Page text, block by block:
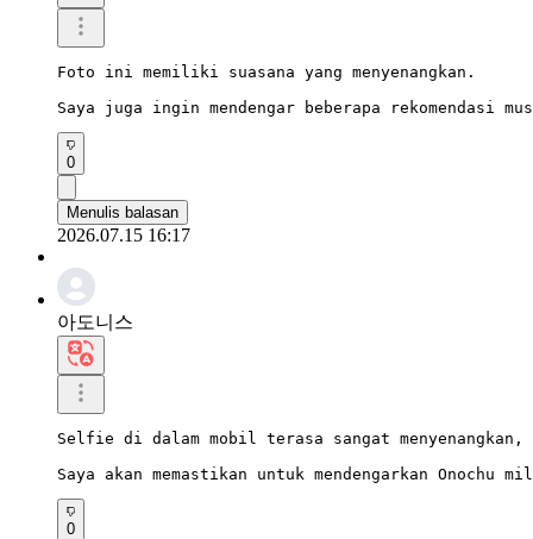
Foto ini memiliki suasana yang menyenangkan.
Saya juga ingin mendengar beberapa rekomendasi
0
Menulis balasan
2026.07.15 16:17
아도니스
Selfie di dalam mobil terasa sangat
Saya akan memastikan untuk mendengarkan
0